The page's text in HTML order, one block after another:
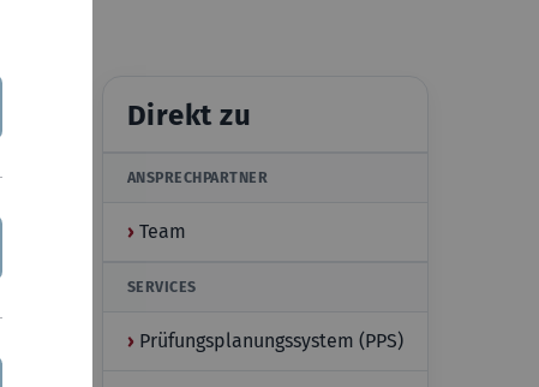
Direkt zu
ANSPRECHPARTNER
› Team
SERVICES
› Prüfungsplanungssystem (PPS)